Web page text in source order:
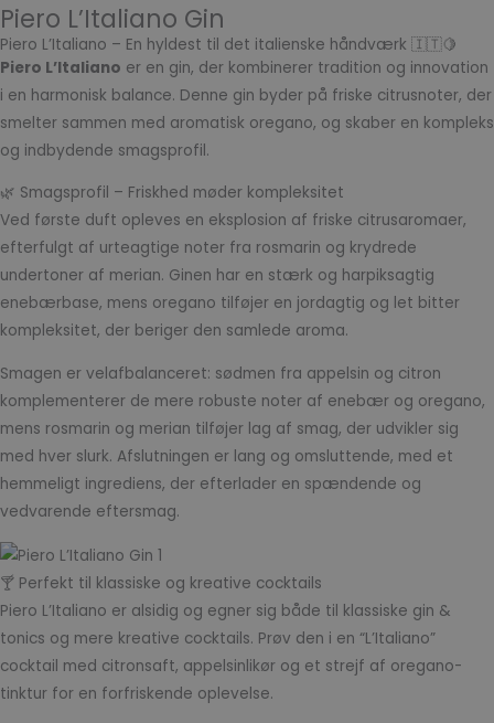
Piero L’Italiano Gin
Piero L’Italiano – En hyldest til det italienske håndværk 🇮🇹🍋
Piero L’Italiano er en gin, der kombinerer tradition og innovation
i en harmonisk balance. Denne gin byder på friske citrusnoter, der
smelter sammen med aromatisk oregano, og skaber en kompleks
og indbydende smagsprofil.
🌿 Smagsprofil – Friskhed møder kompleksitet
Ved første duft opleves en eksplosion af friske citrusaromaer,
efterfulgt af urteagtige noter fra rosmarin og krydrede
undertoner af merian. Ginen har en stærk og harpiksagtig
enebærbase, mens oregano tilføjer en jordagtig og let bitter
kompleksitet, der beriger den samlede aroma.
Smagen er velafbalanceret: sødmen fra appelsin og citron
komplementerer de mere robuste noter af enebær og oregano,
mens rosmarin og merian tilføjer lag af smag, der udvikler sig
med hver slurk. Afslutningen er lang og omsluttende, med et
hemmeligt ingrediens, der efterlader en spændende og
vedvarende eftersmag.
🍸 Perfekt til klassiske og kreative cocktails
Piero L’Italiano er alsidig og egner sig både til klassiske gin &
tonics og mere kreative cocktails. Prøv den i en “L’Italiano”
cocktail med citronsaft, appelsinlikør og et strejf af oregano-
tinktur for en forfriskende oplevelse.